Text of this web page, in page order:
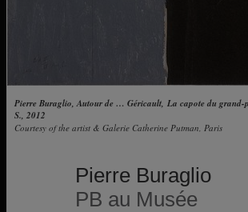
Pierre Buraglio, Autour de … Géricault, La capote du grand-
S., 2012
Courtesy of the artist & Galerie Catherine Putman, Paris
Pierre Buraglio
PB au Musée